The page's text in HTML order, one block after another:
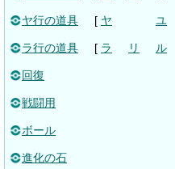
ヤ行の道具 [ ヤ ユ
ラ行の道具 [ ラ リ ル
回復
戦闘用
ボール
進化の石